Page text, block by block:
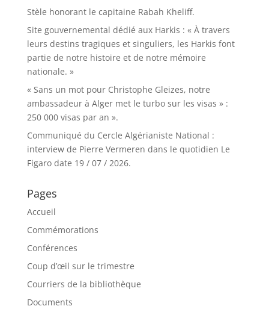
Stèle honorant le capitaine Rabah Kheliff.
Site gouvernemental dédié aux Harkis : « À travers
leurs destins tragiques et singuliers, les Harkis font
partie de notre histoire et de notre mémoire
nationale. »
« Sans un mot pour Christophe Gleizes, notre
ambassadeur à Alger met le turbo sur les visas » :
250 000 visas par an ».
Communiqué du Cercle Algérianiste National :
interview de Pierre Vermeren dans le quotidien Le
Figaro date 19 / 07 / 2026.
Pages
Accueil
Commémorations
Conférences
Coup d’œil sur le trimestre
Courriers de la bibliothèque
Documents